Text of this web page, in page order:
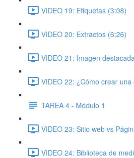
VIDEO 19: Etiquetas (3:08)
VIDEO 20: Extractos (6:26)
VIDEO 21: Imagen
VIDEO 22: ¿Cómo crear
TAREA 4 - Módulo 1
VIDEO 23: Sitio web vs
VIDEO 24: Biblioteca de